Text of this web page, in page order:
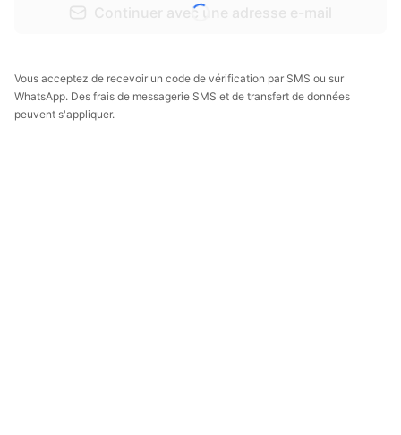
Continuer avec une adresse e-mail
Vous acceptez de recevoir un code de vérification par SMS ou sur
WhatsApp. Des frais de messagerie SMS et de transfert de données
peuvent s'appliquer.